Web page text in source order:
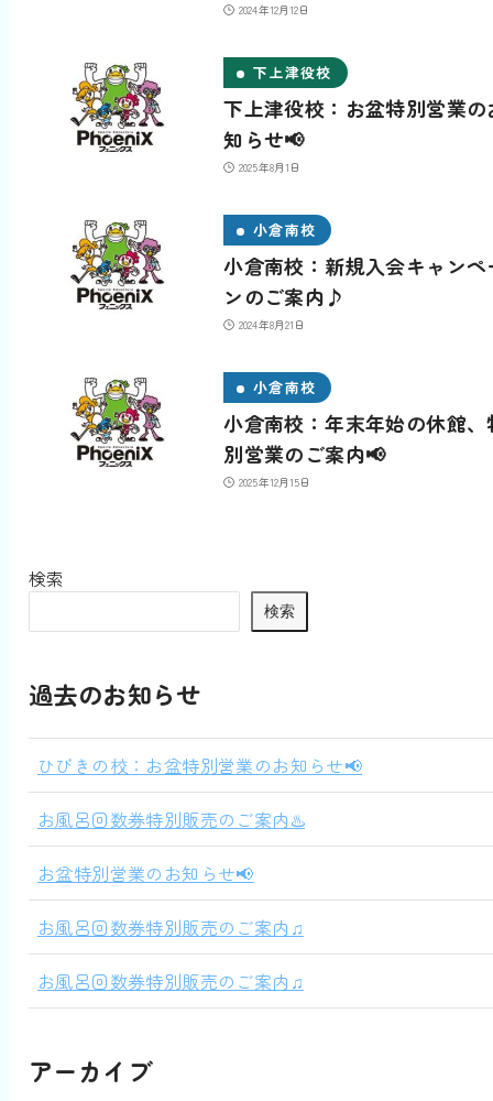
2024年12月12日
下上津役校
下上津役校：お盆特別営業の
知らせ📢
2025年8月1日
小倉南校
小倉南校：新規入会キャンペ
ンのご案内♪
2024年8月21日
小倉南校
小倉南校：年末年始の休館、
別営業のご案内📢
2025年12月15日
検索
検索
過去のお知らせ
ひびきの校：お盆特別営業のお知らせ📢
お風呂回数券特別販売のご案内♨️
お盆特別営業のお知らせ📢
お風呂回数券特別販売のご案内♫
お風呂回数券特別販売のご案内♫
アーカイブ